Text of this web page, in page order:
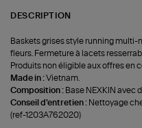
DESCRIPTION
Baskets grises style running
fleurs. Fermeture à lacets
Produits non éligible aux offres en
Made in :Vietnam.
Composition : Base NEXKIN avec
Conseil d'entretien : Nettoyage
(ref-1203A762020)